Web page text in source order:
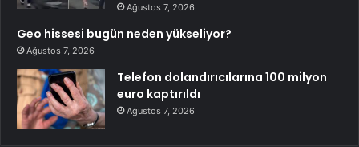
Ağustos 7, 2026
Geo hissesi bugün neden yükseliyor?
Ağustos 7, 2026
Telefon dolandırıcılarına 100 milyon
euro kaptırıldı
Ağustos 7, 2026